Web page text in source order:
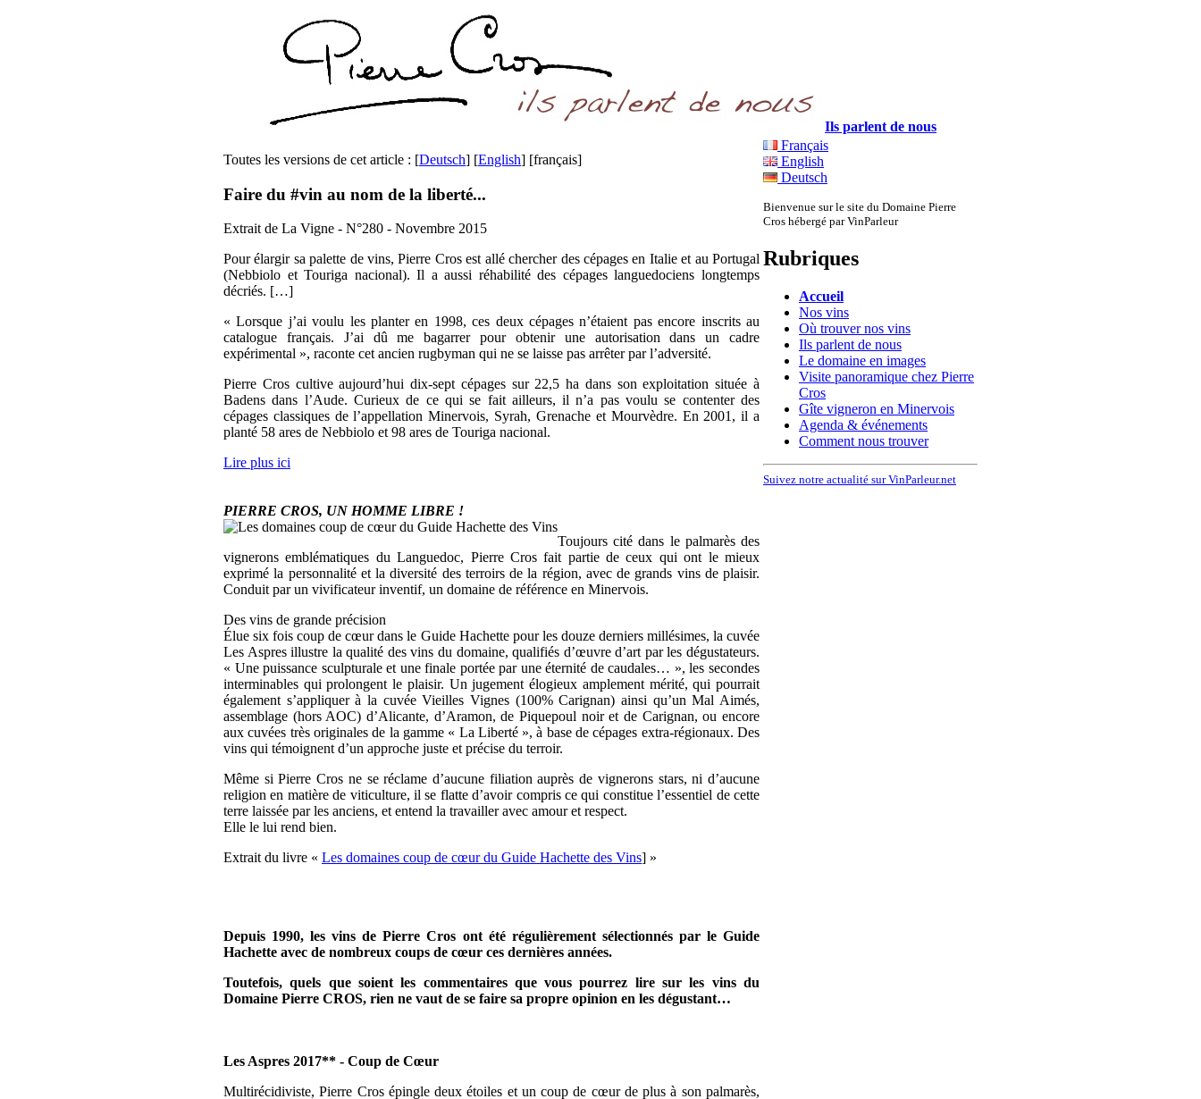
Ils parlent de nous
Toutes les versions de cet article : [Deutsch] [English] [français]
Faire du #vin au nom de la liberté...
Extrait de La Vigne - N°280 - Novembre 2015
Pour élargir sa palette de vins, Pierre Cros est allé chercher des cépages en Italie et au Portugal
(Nebbiolo et Touriga nacional). Il a aussi réhabilité des cépages languedociens longtemps
décriés. […]
« Lorsque j’ai voulu les planter en 1998, ces deux cépages n’étaient pas encore inscrits au
catalogue français. J’ai dû me bagarrer pour obtenir une autorisation dans un cadre
expérimental », raconte cet ancien rugbyman qui ne se laisse pas arrêter par l’adversité.
Pierre Cros cultive aujourd’hui dix-sept cépages sur 22,5 ha dans son exploitation située à
Badens dans l’Aude. Curieux de ce qui se fait ailleurs, il n’a pas voulu se contenter des
cépages classiques de l’appellation Minervois, Syrah, Grenache et Mourvèdre. En 2001, il a
planté 58 ares de Nebbiolo et 98 ares de Touriga nacional.
Lire plus ici
PIERRE CROS, UN HOMME LIBRE !
Toujours cité dans le palmarès des
vignerons emblématiques du Languedoc, Pierre Cros fait partie de ceux qui ont le mieux
exprimé la personnalité et la diversité des terroirs de la région, avec de grands vins de plaisir.
Conduit par un vivificateur inventif, un domaine de référence en Minervois.
Des vins de grande précision
Élue six fois coup de cœur dans le Guide Hachette pour les douze derniers millésimes, la cuvée
Les Aspres illustre la qualité des vins du domaine, qualifiés d’œuvre d’art par les dégustateurs.
« Une puissance sculpturale et une finale portée par une éternité de caudales… », les secondes
interminables qui prolongent le plaisir. Un jugement élogieux amplement mérité, qui pourrait
également s’appliquer à la cuvée Vieilles Vignes (100% Carignan) ainsi qu’un Mal Aimés,
assemblage (hors AOC) d’Alicante, d’Aramon, de Piquepoul noir et de Carignan, ou encore
aux cuvées très originales de la gamme « La Liberté », à base de cépages extra-régionaux. Des
vins qui témoignent d’un approche juste et précise du terroir.
Même si Pierre Cros ne se réclame d’aucune filiation auprès de vignerons stars, ni d’aucune
religion en matière de viticulture, il se flatte d’avoir compris ce qui constitue l’essentiel de cette
terre laissée par les anciens, et entend la travailler avec amour et respect.
Elle le lui rend bien.
Extrait du livre « Les domaines coup de cœur du Guide Hachette des Vins] »
Depuis 1990, les vins de PierreCros ont été régulièrement sélectionnés par le Guide
Hachette avec de nombreux coups de cœur ces dernières années.
Toutefois, quels que soient les commentaires que vous pourrez lire sur les vins du
Domaine Pierre CROS, rien ne vaut de se faire sa propre opinion en les dégustant…
Les Aspres 2017** - Coup de Cœur
Multirécidiviste, Pierre Cros épingle deux étoiles et un coup de cœur de plus à son palmarès,
Français
English
Deutsch
Bienvenue sur le site du Domaine Pierre
Cros hébergé par VinParleur
Rubriques
Accueil
Nos vins
Où trouver nos vins
Ils parlent de nous
Le domaine en images
Visite panoramique chez Pierre
Cros
Gîte vigneron en Minervois
Agenda & événements
Comment nous trouver
Suivez notre actualité sur VinParleur.net